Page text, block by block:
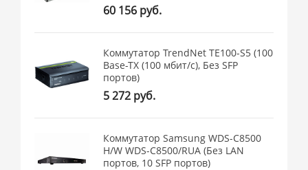
60 156 руб.
Коммутатор TrendNet TE100-S5 (100
Base-TX (100 мбит/с), Без SFP
портов)
5 272 руб.
Коммутатор Samsung WDS-C8500
H/W WDS-C8500/RUA (Без LAN
портов, 10 SFP портов)